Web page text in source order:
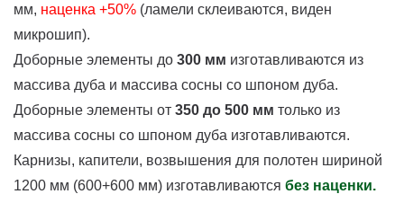
мм, наценка +50% (ламели склеиваются, виден
микрошип).
Доборные элементы до 300 мм изготавливаются из
массива дуба и массива сосны со шпоном дуба.
Доборные элементы от 350 до 500 мм только из
массива сосны со шпоном дуба изготавливаются.
Карнизы, капители, возвышения для полотен шириной
1200 мм (600+600 мм) изготавливаются без наценки.